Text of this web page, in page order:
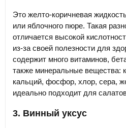
Это желто-коричневая
или яблочного пюре. Такая
отличается высокой
из-за своей полезности для
содержит много витаминов,
также минеральные вещества:
кальций, фосфор, хлор, сера,
идеально подходит для
3. Винный уксус